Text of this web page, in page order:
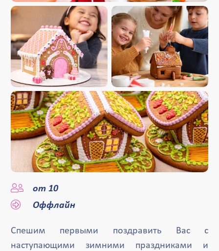
от 10
Оффлайн
Спешим первыми поздравить Вас с
наступающими зимними праздниками и